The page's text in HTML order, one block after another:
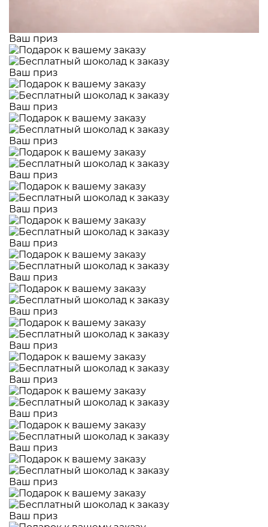
Ваш приз
Ваш приз
Ваш приз
Ваш приз
Ваш приз
Ваш приз
Ваш приз
Ваш приз
Ваш приз
Ваш приз
Ваш приз
Ваш приз
Ваш приз
Ваш приз
Ваш приз